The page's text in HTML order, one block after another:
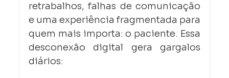
retrabalhos, falhas de comunicação
e uma experiência fragmentada para
quem mais importa: o paciente. Essa
desconexão digital gera gargalos
diários: